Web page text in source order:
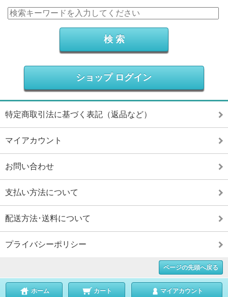
ショップ ログイン
特定商取引法に基づく表記（返品など）
マイアカウント
お問い合わせ
支払い方法について
配送方法･送料について
プライバシーポリシー
ページの先頭へ戻る
ホーム カート マイアカウント